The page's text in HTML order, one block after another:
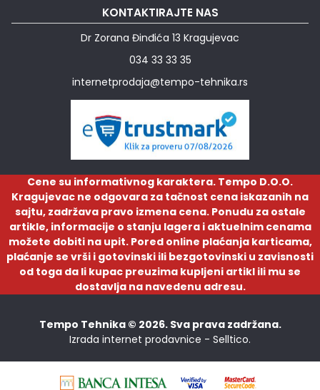
KONTAKTIRAJTE NAS
Dr Zorana Đinđića 13 Kragujevac
034 33 33 35
internetprodaja@tempo-tehnika.rs
Cene su informativnog karaktera. Tempo D.O.O.
Kragujevac ne odgovara za tačnost cena iskazanih na
sajtu, zadržava pravo izmena cena. Ponudu za ostale
artikle, informacije o stanju lagera i aktuelnim cenama
možete dobiti na upit. Pored online plaćanja karticama,
plaćanje se vrši i gotovinski ili bezgotovinski u zavisnosti
od toga da li kupac preuzima kupljeni artikl ili mu se
dostavlja na navedenu adresu.
Tempo Tehnika © 2026. Sva prava zadržana.
Izrada internet prodavnice - Selltico.